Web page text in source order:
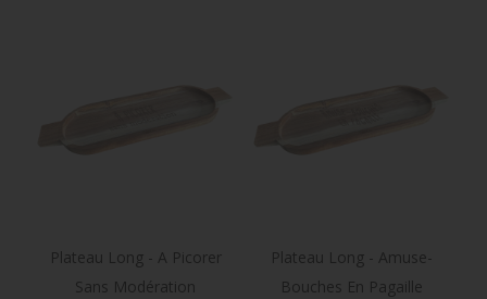
Plateau Long - A Picorer
Sans Modération
Plateau Long - Amuse-
Bouches En Pagaille